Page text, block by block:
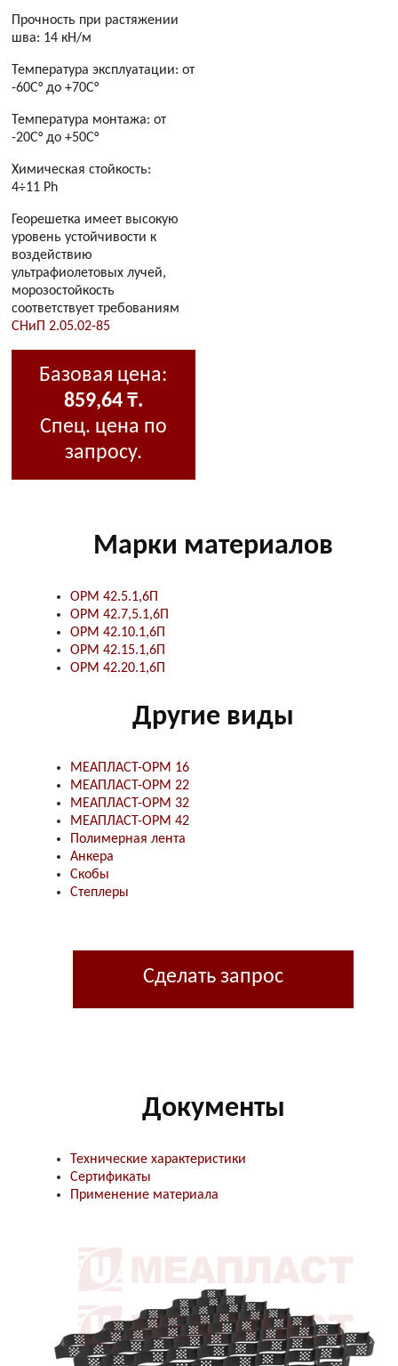
Прочность при растяжении
шва: 14 кН/м
Температура эксплуатации: от
-60C° до +70C°
Температура монтажа: от
-20C° до +50C°
Химическая стойкость:
4÷11 Ph
Георешетка имеет высокую
уровень устойчивости к
воздействию
ультрафиолетовых лучей,
морозостойкость
соответствует требованиям
СНиП 2.05.02-85
Базовая цена:
859,64 ₸.
Спец. цена по
запросу.
Марки материалов
ОРМ 42.5.1,6П
ОРМ 42.7,5.1,6П
ОРМ 42.10.1,6П
ОРМ 42.15.1,6П
ОРМ 42.20.1,6П
Другие виды
МЕАПЛАСТ-ОРМ 16
МЕАПЛАСТ-ОРМ 22
МЕАПЛАСТ-ОРМ 32
МЕАПЛАСТ-ОРМ 42
Полимерная лента
Анкера
Скобы
Степлеры
Сделать запрос
Документы
Технические характеристики
Сертификаты
Применение материала